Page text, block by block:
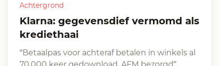
Achtergrond
Klarna: gegevensdief vermomd als
krediethaai
“Betaalpas voor achteraf betalen in winkels al